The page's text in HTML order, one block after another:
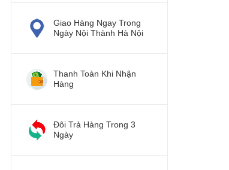
Giao Hàng Ngay Trong
Ngày Nội Thành Hà Nội
Thanh Toàn Khi Nhận
Hàng
Đôi Trả Hàng Trong 3
Ngày